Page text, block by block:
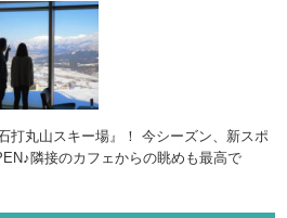
打丸山スキー場』！ 今シーズン、新スポ
隣接のカフェからの眺めも最高で